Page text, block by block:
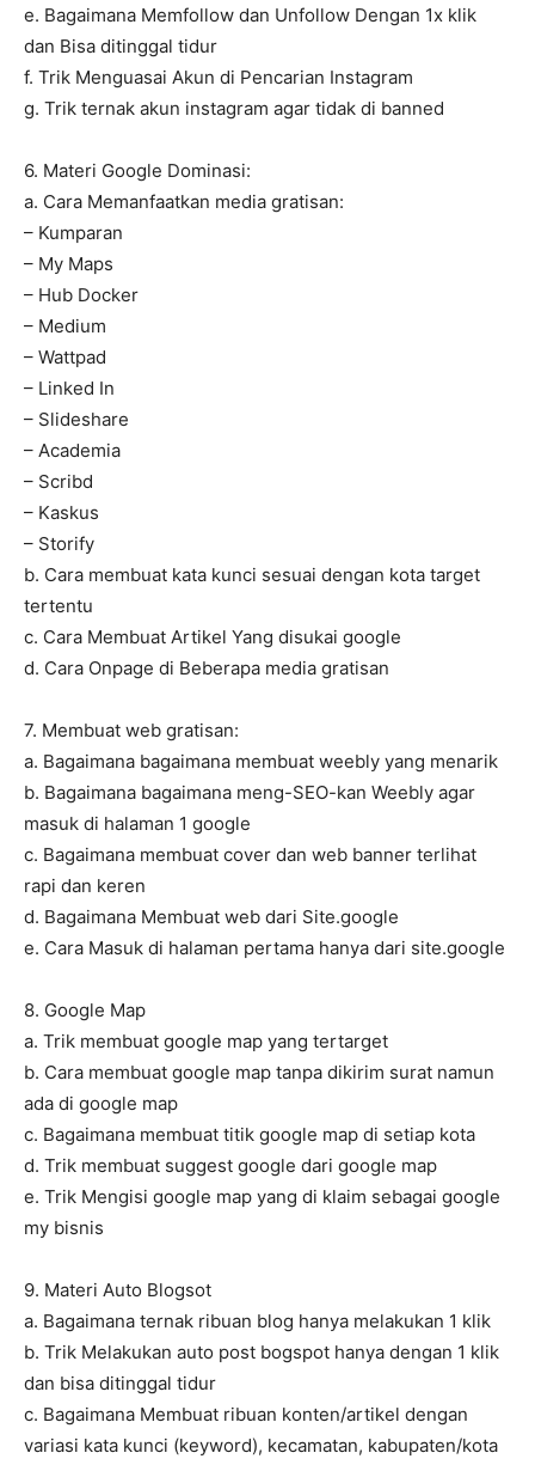
e. Bagaimana Memfollow dan Unfollow Dengan 1x klik
dan Bisa ditinggal tidur
f. Trik Menguasai Akun di Pencarian Instagram
g. Trik ternak akun instagram agar tidak di banned
6. Materi Google Dominasi:
a. Cara Memanfaatkan media gratisan:
– Kumparan
– My Maps
– Hub Docker
– Medium
– Wattpad
– Linked In
– Slideshare
– Academia
– Scribd
– Kaskus
– Storify
b. Cara membuat kata kunci sesuai dengan kota target
tertentu
c. Cara Membuat Artikel Yang disukai google
d. Cara Onpage di Beberapa media gratisan
7. Membuat web gratisan:
a. Bagaimana bagaimana membuat weebly yang menarik
b. Bagaimana bagaimana meng-SEO-kan Weebly agar
masuk di halaman 1 google
c. Bagaimana membuat cover dan web banner terlihat
rapi dan keren
d. Bagaimana Membuat web dari Site.google
e. Cara Masuk di halaman pertama hanya dari site.google
8. Google Map
a. Trik membuat google map yang tertarget
b. Cara membuat google map tanpa dikirim surat namun
ada di google map
c. Bagaimana membuat titik google map di setiap kota
d. Trik membuat suggest google dari google map
e. Trik Mengisi google map yang di klaim sebagai google
my bisnis
9. Materi Auto Blogsot
a. Bagaimana ternak ribuan blog hanya melakukan 1 klik
b. Trik Melakukan auto post bogspot hanya dengan 1 klik
dan bisa ditinggal tidur
c. Bagaimana Membuat ribuan konten/artikel dengan
variasi kata kunci (keyword), kecamatan, kabupaten/kota